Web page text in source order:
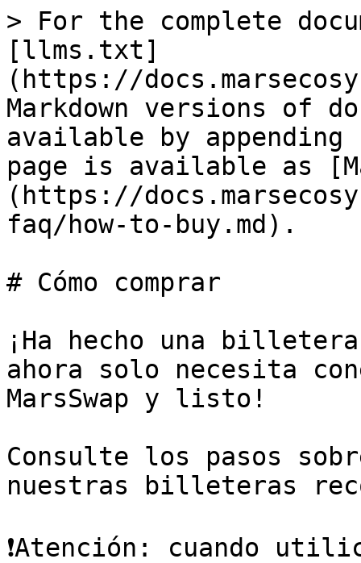
> For the complete
[llms.txt]
(https://
Markdown versions of
available by
page is available as
(https://
faq/how-to-buy.md).
# Cómo comprar
¡Ha hecho una
ahora solo necesita
MarsSwap y listo!
Consulte los pasos
nuestras billeteras
❗Atención: cuando